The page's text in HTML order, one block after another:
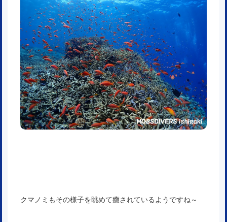
クマノミもその様子を眺めて癒されているようですね～